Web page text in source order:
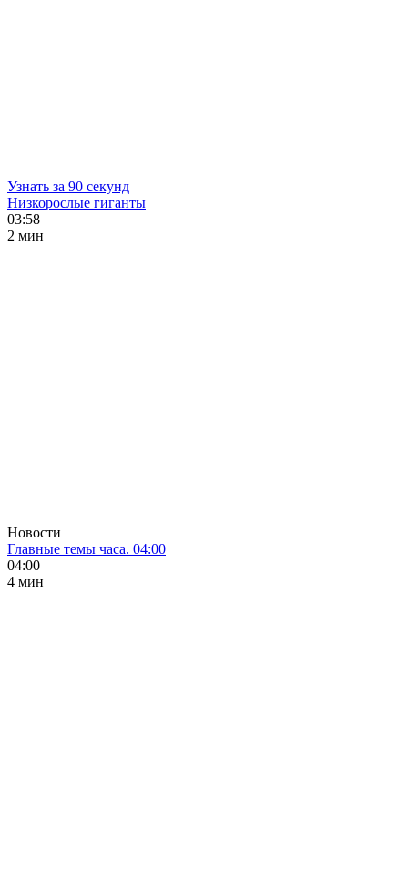
Узнать за 90 секунд
Низкорослые гиганты
03:58
2 мин
Новости
Главные темы часа. 04:00
04:00
4 мин